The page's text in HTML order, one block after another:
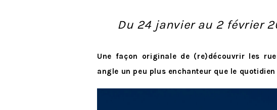
Du 24 janvier au 2 février
Une façon originale de (re)découvrir les
angle un peu plus enchanteur que le quotidien